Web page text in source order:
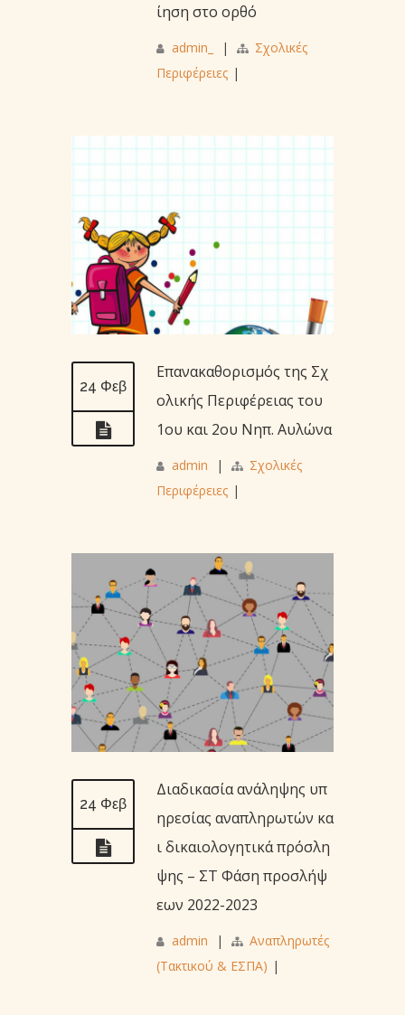
ίηση στο ορθό
admin_ |
Σχολικές
Περιφέρειες |
24 Φεβ
Επανακαθορισμός της Σχ
ολικής Περιφέρειας του
1ου και 2ου Νηπ. Αυλώνα
admin |
Σχολικές
Περιφέρειες |
24 Φεβ
Διαδικασία ανάληψης υπ
ηρεσίας αναπληρωτών κα
ι δικαιολογητικά πρόσλη
ψης – ΣΤ Φάση προσλήψ
εων 2022-2023
admin |
Αναπληρωτές
(Τακτικού & ΕΣΠΑ) |